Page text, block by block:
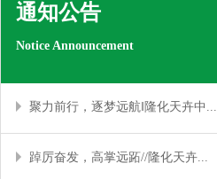
通知公告
Notice Announcement
聚力前行，逐梦远航‖隆化天卉中...
踔厉奋发，高掌远跖//隆化天卉...